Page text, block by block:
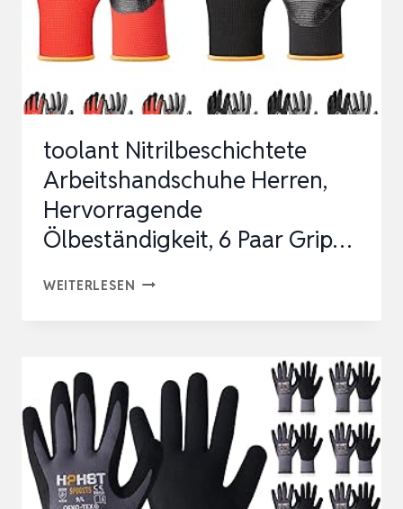
toolant Nitrilbeschichtete
Arbeitshandschuhe Herren,
Hervorragende
Ölbeständigkeit, 6 Paar Grip…
WEITERLESEN TOOLANT
HERVORRAGENDE
ÖLBESTÄNDIGKEIT,
6
PAAR
GRIP…